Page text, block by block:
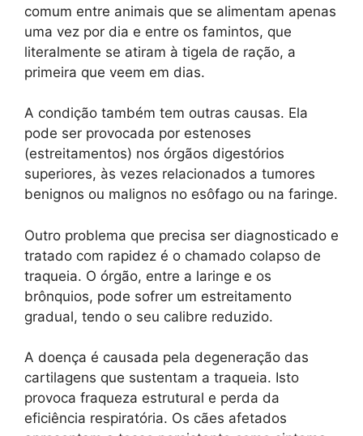
comum entre animais que se alimentam apenas
uma vez por dia e entre os famintos, que
literalmente se atiram à tigela de ração, a
primeira que veem em dias.
A condição também tem outras causas. Ela
pode ser provocada por estenoses
(estreitamentos) nos órgãos digestórios
superiores, às vezes relacionados a tumores
benignos ou malignos no esôfago ou na faringe.
Outro problema que precisa ser diagnosticado e
tratado com rapidez é o chamado colapso de
traqueia. O órgão, entre a laringe e os
brônquios, pode sofrer um estreitamento
gradual, tendo o seu calibre reduzido.
A doença é causada pela degeneração das
cartilagens que sustentam a traqueia. Isto
provoca fraqueza estrutural e perda da
eficiência respiratória. Os cães afetados